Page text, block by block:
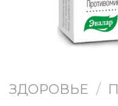
ЗДОРОВЬЕ /